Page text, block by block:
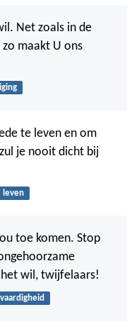
Net zoals in de
zo maakt U ons
te leven en om
je nooit dicht bij
leven
toe komen. Stop
wil, twijfelaars!